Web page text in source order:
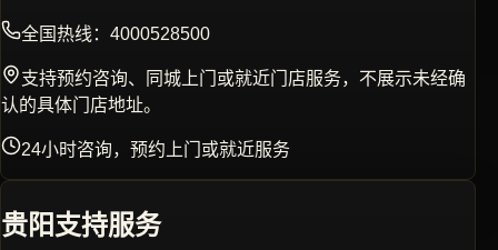
全国热线： 4000528500
支持预约咨询、同城上门或就近门店服务，不展示未经确
认的具体门店地址。
24小时咨询，预约上门或就近服务
贵阳支持服务